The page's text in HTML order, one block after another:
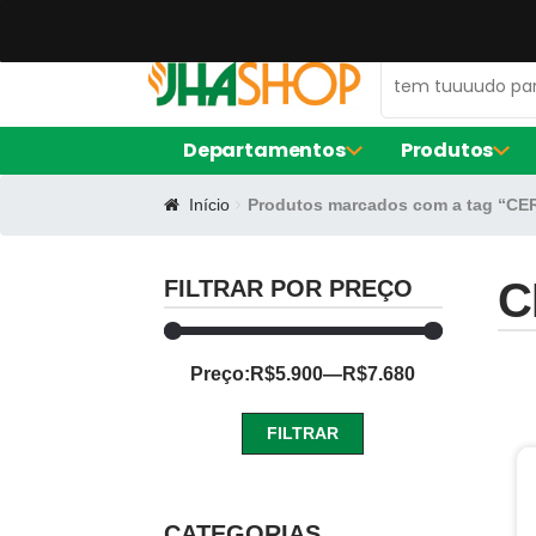
Departamentos
AMACIADOR DE CARNE
BALCÃO DE SERVIÇO
CERVEJEIRA
FORNO
MÁQUINA
Produtos
Início Produtos marcados com a tag
FILTRAR POR PREÇO
FILTRAR
Preço: R$5.900—R$7.680